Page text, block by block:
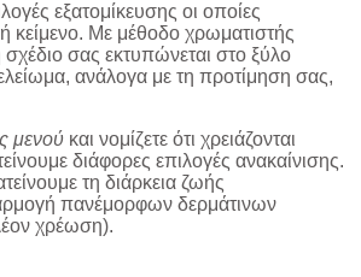
εξατομίκευσης οι οποίες
κείμενο. Με μέθοδο χρωματιστής
σχέδιο σας εκτυπώνεται στο ξύλο
ανάλογα με τη προτίμηση σας,
μενού και νομίζετε ότι χρειάζονται
διάφορες επιλογές ανακαίνισης.
τη διάρκεια ζωής
πανέμορφων δερμάτινων
χρέωση).